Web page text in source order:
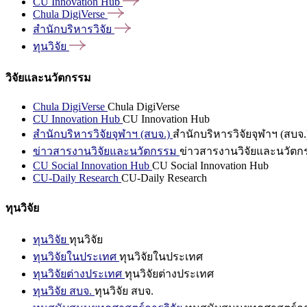
Chula DigiVerse
สำนักบริหารวิจัย
ทุนวิจัย
วิจัยและนวัตกรรม
Chula DigiVerse Chula DigiVerse
CU Innovation Hub CU Innovation Hub
สำนักบริหารวิจัยจุฬาฯ (สบจ.) สำนักบริหารวิจัยจุฬาฯ (สบจ
ข่าวสารงานวิจัยและนวัตกรรม ข่าวสารงานวิจัยและนวัตก
CU Social Innovation Hub CU Social Innovation Hub
CU-Daily Research CU-Daily Research
ทุนวิจัย
ทุนวิจัย ทุนวิจัย
ทุนวิจัยในประเทศ ทุนวิจัยในประเทศ
ทุนวิจัยต่างประเทศ ทุนวิจัยต่างประเทศ
ทุนวิจัย สบจ. ทุนวิจัย สบจ.